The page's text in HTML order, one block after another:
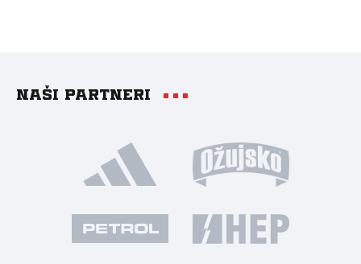
Naši partneri